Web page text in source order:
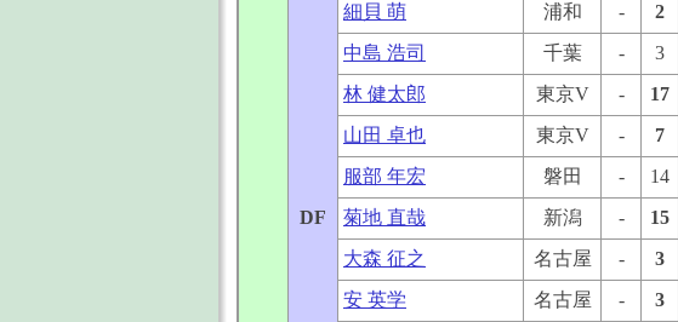
DF
細貝 萌
浦和 - 2
中島 浩司
千葉 - 3
林 健太郎
東京V - 17
山田 卓也
東京V - 7
服部 年宏
磐田 - 14
菊地 直哉
新潟 - 15
大森 征之
名古屋 - 3
安 英学
名古屋 - 3